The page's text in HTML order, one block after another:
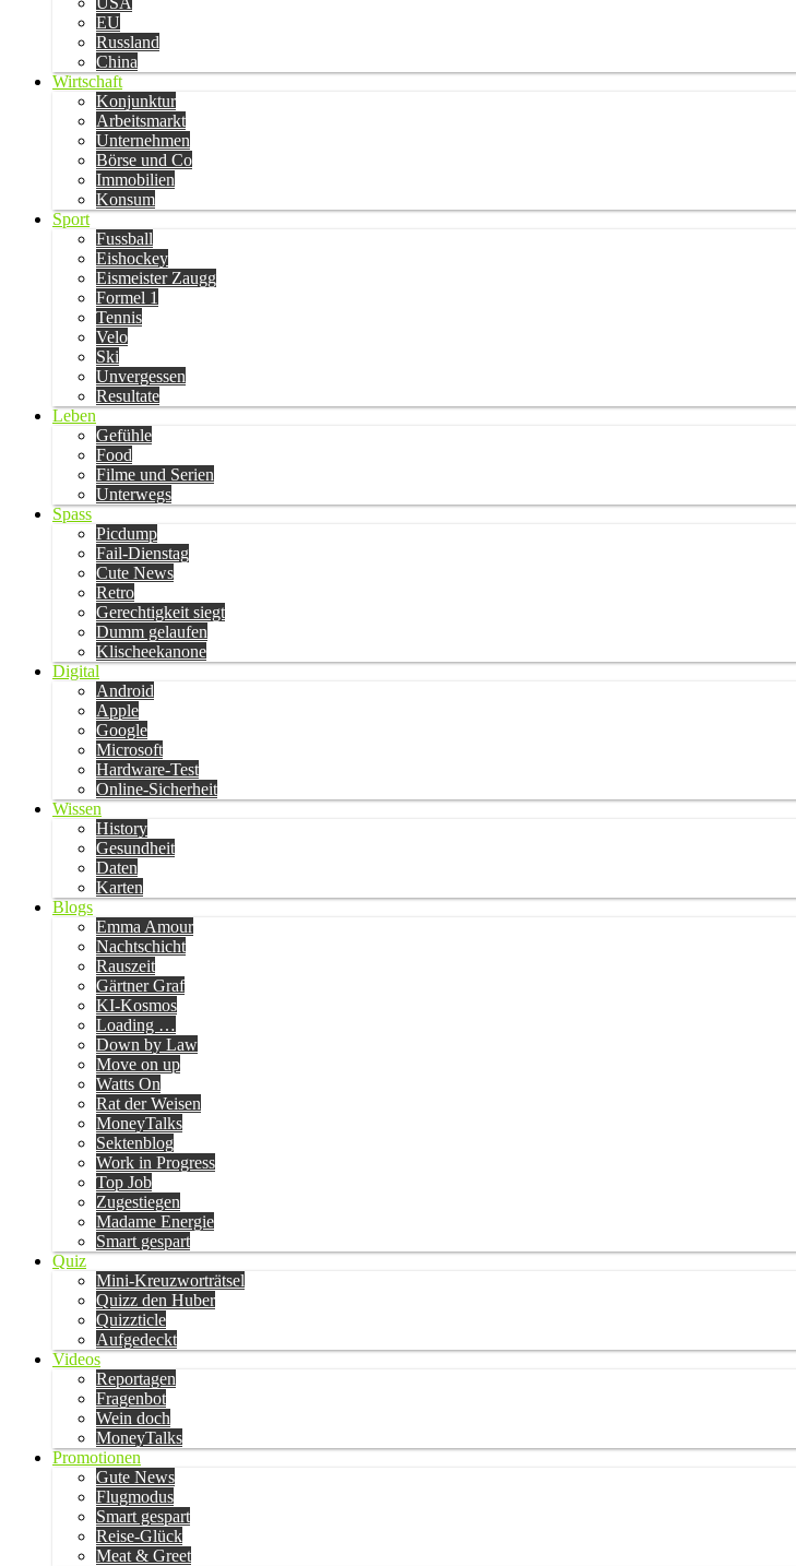
EU
Russland
China
Wirtschaft
Konjunktur
Arbeitsmarkt
Unternehmen
Börse und Co
Immobilien
Konsum
Sport
Fussball
Eishockey
Eismeister Zaugg
Formel 1
Tennis
Velo
Ski
Unvergessen
Resultate
Leben
Gefühle
Food
Filme und Serien
Unterwegs
Spass
Picdump
Fail-Dienstag
Cute News
Retro
Gerechtigkeit siegt
Dumm gelaufen
Klischeekanone
Digital
Android
Apple
Google
Microsoft
Hardware-Test
Online-Sicherheit
Wissen
History
Gesundheit
Daten
Karten
Blogs
Emma Amour
Nachtschicht
Rauszeit
Gärtner Graf
KI-Kosmos
Loading …
Down by Law
Move on up
Watts On
Rat der Weisen
MoneyTalks
Sektenblog
Work in Progress
Top Job
Zugestiegen
Madame Energie
Smart gespart
Quiz
Mini-Kreuzworträtsel
Quizz den Huber
Quizzticle
Aufgedeckt
Videos
Reportagen
Fragenbot
Wein doch
MoneyTalks
Promotionen
Gute News
Flugmodus
Smart gespart
Reise-Glück
Meat & Greet